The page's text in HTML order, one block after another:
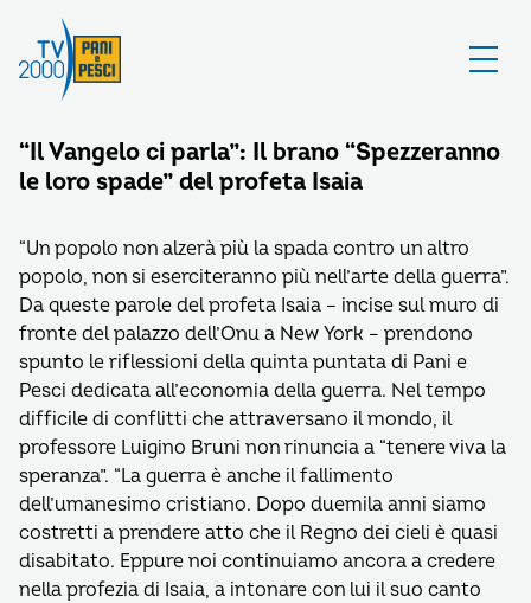
“Il Vangelo ci parla”: Il brano “Spezzeranno
le loro spade” del profeta Isaia
“Un popolo non alzerà più la spada contro un altro
popolo, non si eserciteranno più nell’arte della guerra”.
Da queste parole del profeta Isaia – incise sul muro di
fronte del palazzo dell’Onu a New York – prendono
spunto le riflessioni della quinta puntata di Pani e
Pesci dedicata all’economia della guerra. Nel tempo
difficile di conflitti che attraversano il mondo, il
professore Luigino Bruni non rinuncia a “tenere viva la
speranza”. “La guerra è anche il fallimento
dell’umanesimo cristiano. Dopo duemila anni siamo
costretti a prendere atto che il Regno dei cieli è quasi
disabitato. Eppure noi continuiamo ancora a credere
nella profezia di Isaia, a intonare con lui il suo canto